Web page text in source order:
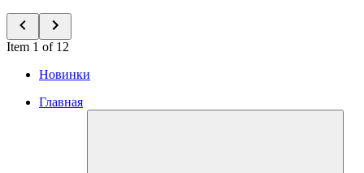
Item 1 of 12
Новинки
Главная